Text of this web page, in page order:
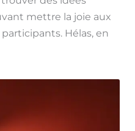
mettre la joie aux
Hélas, en